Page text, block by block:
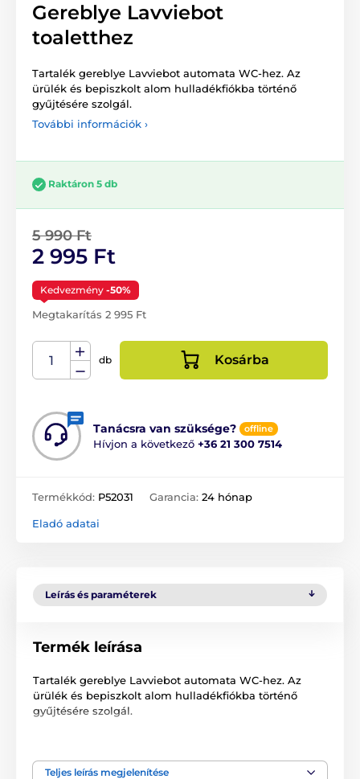
Gereblye Lavviebot
toaletthez
Tartalék gereblye Lavviebot automata WC-hez. Az
ürülék és bepiszkolt alom hulladékfiókba történő
gyűjtésére szolgál.
További információk ›
Raktáron 5 db
5 990 Ft
2 995 Ft
Kedvezmény -50%
Megtakarítás 2 995 Ft
db Kosárba
Tanácsra van szüksége? offline
Hívjon a következő +36 21 300 7514
Termékkód: P52031 Garancia: 24 hónap
Eladó adatai
Leírás és paraméterek
Termék leírása
Tartalék gereblye Lavviebot automata WC-hez. Az
ürülék és bepiszkolt alom hulladékfiókba történő
gyűjtésére szolgál.
A termék hátrányai:
Teljes leírás megjelenítése